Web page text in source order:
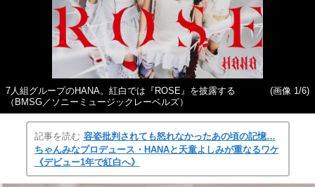
7人組グループのHANA。紅白では『ROSE』を披露する
（BMSG／ソニーミュージックレーベルズ）
(画像 1/6)
記事を読む 容姿批判されても怒れなかったあの頃の記憶…
ちゃんみなプロデュース・HANAと天童よしみが重なるワケ
《デビュー1年で紅白へ》